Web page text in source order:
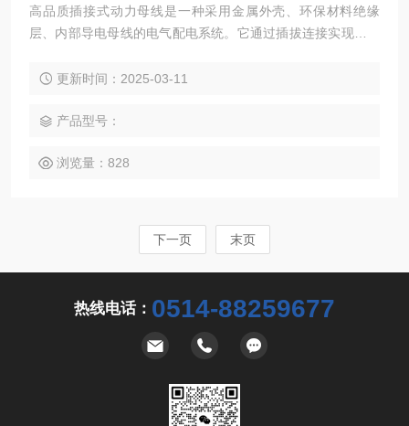
高品质插接式动力母线是一种采用金属外壳、环保材料绝缘
层、内部导电母线的电气配电系统。它通过插拔连接实现多路
更新时间：2025-03-11
产品型号：
浏览量：828
下一页 末页
热线电话： 0514-88259677